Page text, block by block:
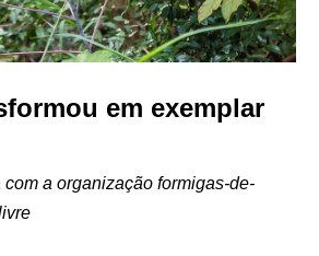
em exemplar
a organização formigas-de-